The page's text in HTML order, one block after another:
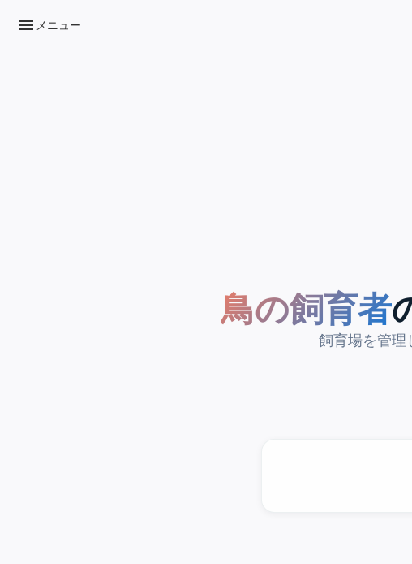
menu メニュー
鳥の飼育者
飼育場を管理